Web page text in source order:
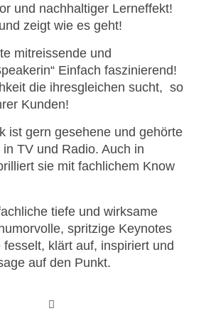
und nachhaltiger Lerneffekt!
zeigt wie es geht!
mitreissende und
Einfach faszinierend!
die ihresgleichen sucht, so
Kunden!
ist gern gesehene und gehörte
TV und Radio. Auch in
sie mit fachlichem Know
tiefe und wirksame
spritzige Keynotes
fesselt, klärt auf, inspiriert und
auf den Punkt.